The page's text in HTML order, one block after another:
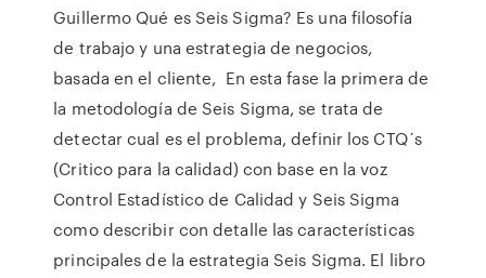
Guillermo Qué es Seis Sigma? Es una filosofía
de trabajo y una estrategia de negocios,
basada en el cliente, En esta fase la primera de
la metodología de Seis Sigma, se trata de
detectar cual es el problema, definir los CTQ´s
(Critico para la calidad) con base en la voz
Control Estadístico de Calidad y Seis Sigma
como describir con detalle las características
principales de la estrategia Seis Sigma. El libro